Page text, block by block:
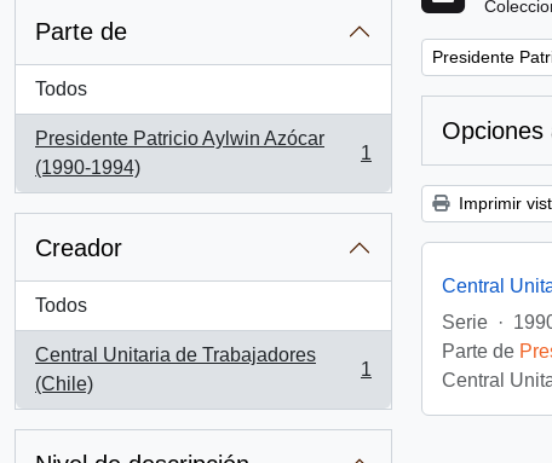
Parte de
Todos
Presidente Patricio Aylwin Azócar
(1990-1994)
, 1 resultados
1
Creador
Todos
Central Unitaria de Trabajadores
(Chile)
, 1 resultados
1
Remove filter:
Presidente
Opciones
Imprimir
Central
Serie ·
Parte de
Central